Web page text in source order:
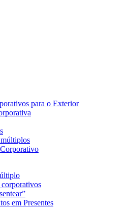
para o Exterior
múltiplos
corporativos
em Presentes